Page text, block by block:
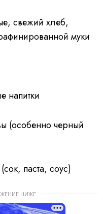
свежий хлеб,
муки
напитки
(особенно черный
паста, соус)
НИЖЕ